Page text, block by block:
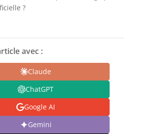
?
avec :
Claude
ChatGPT
Google AI
Gemini